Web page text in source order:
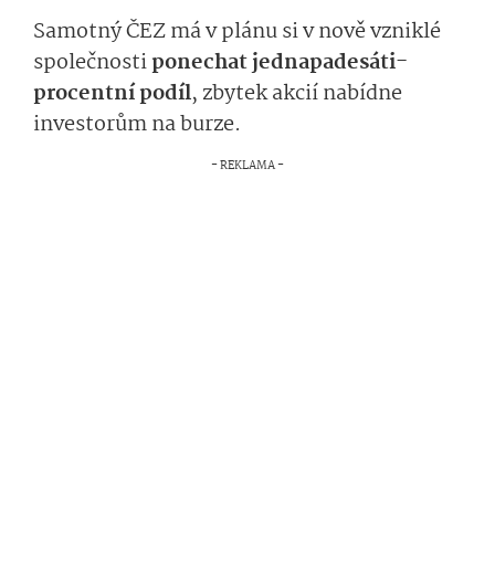
Samotný ČEZ má v plánu si v nově vzniklé
společnostiponechat jednapadesáti­
procentní podíl, zbytek akcií nabídne
investorům na burze.